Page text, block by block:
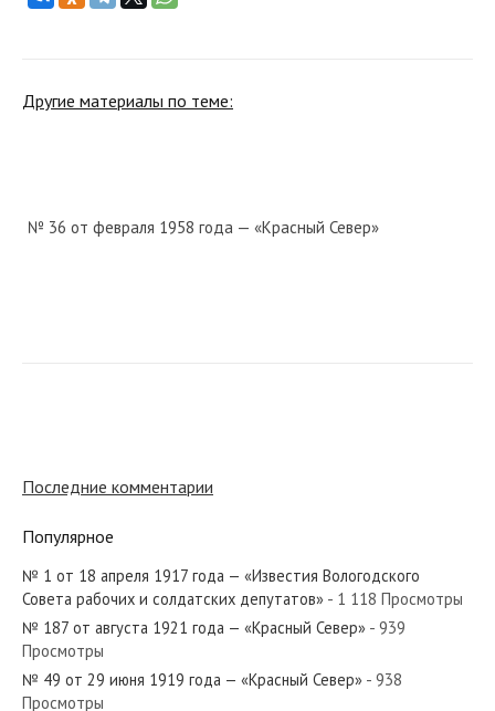
Другие материалы по теме:
№ 36 от февраля 1958 года — «Красный Север»
№ 43 от февраля 1983 года — «Красный Север»
Последние комментарии
Популярное
№ 1 от 18 апреля 1917 года — «Известия Вологодского
Совета рабочих и солдатских депутатов» - 1 118 Просмотры
№ 187 от августа 1921 года — «Красный Север» - 939
Просмотры
№ 49 от 29 июня 1919 года — «Красный Север» - 938
Просмотры